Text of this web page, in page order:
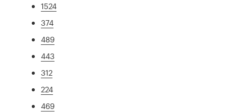
1524
374
489
443
312
224
469